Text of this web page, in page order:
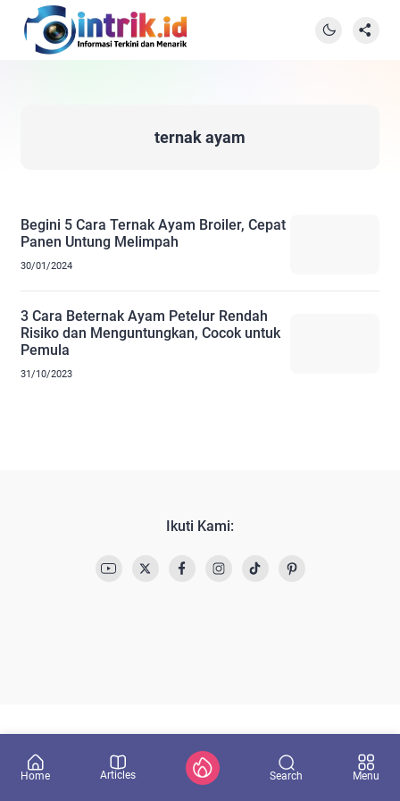
ternak ayam
Begini 5 Cara Ternak Ayam Broiler, Cepat
Panen Untung Melimpah
30/01/2024
3 Cara Beternak Ayam Petelur Rendah
Risiko dan Menguntungkan, Cocok untuk
Pemula
31/10/2023
Ikuti Kami:
Home Articles Search Menu